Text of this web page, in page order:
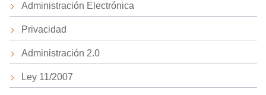
Administración Electrónica
Privacidad
Administración 2.0
Ley 11/2007